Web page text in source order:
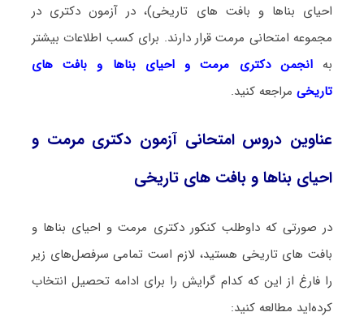
احیای بناها و بافت های تاریخی)، در آزمون دکتری در
مجموعه امتحانی مرمت قرار دارند. برای کسب اطلاعات بیشتر
بهانجمن دکتری مرمت و احیای بناها و بافت های
تاریخیمراجعه کنید.
عناوین دروس امتحانی آزمون دکتری مرمت و
احیای بناها و بافت های تاریخی
در صورتی که داوطلب کنکور دکتری مرمت و احیای بناها و
بافت های تاریخی هستید، لازم است تمامی سرفصل‌های زیر
را فارغ از این که کدام گرایش را برای ادامه تحصیل انتخاب
کرده‌اید مطالعه کنید: